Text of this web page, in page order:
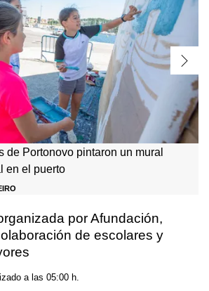
de Portonovo pintaron un mural
en el puerto
por Afundación,
de escolares y
a las 05:00 h.